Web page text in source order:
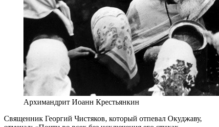
Архимандрит Иоанн Крестьянкин
Священник Георгий Чистяков, который отпевал Окуджаву,